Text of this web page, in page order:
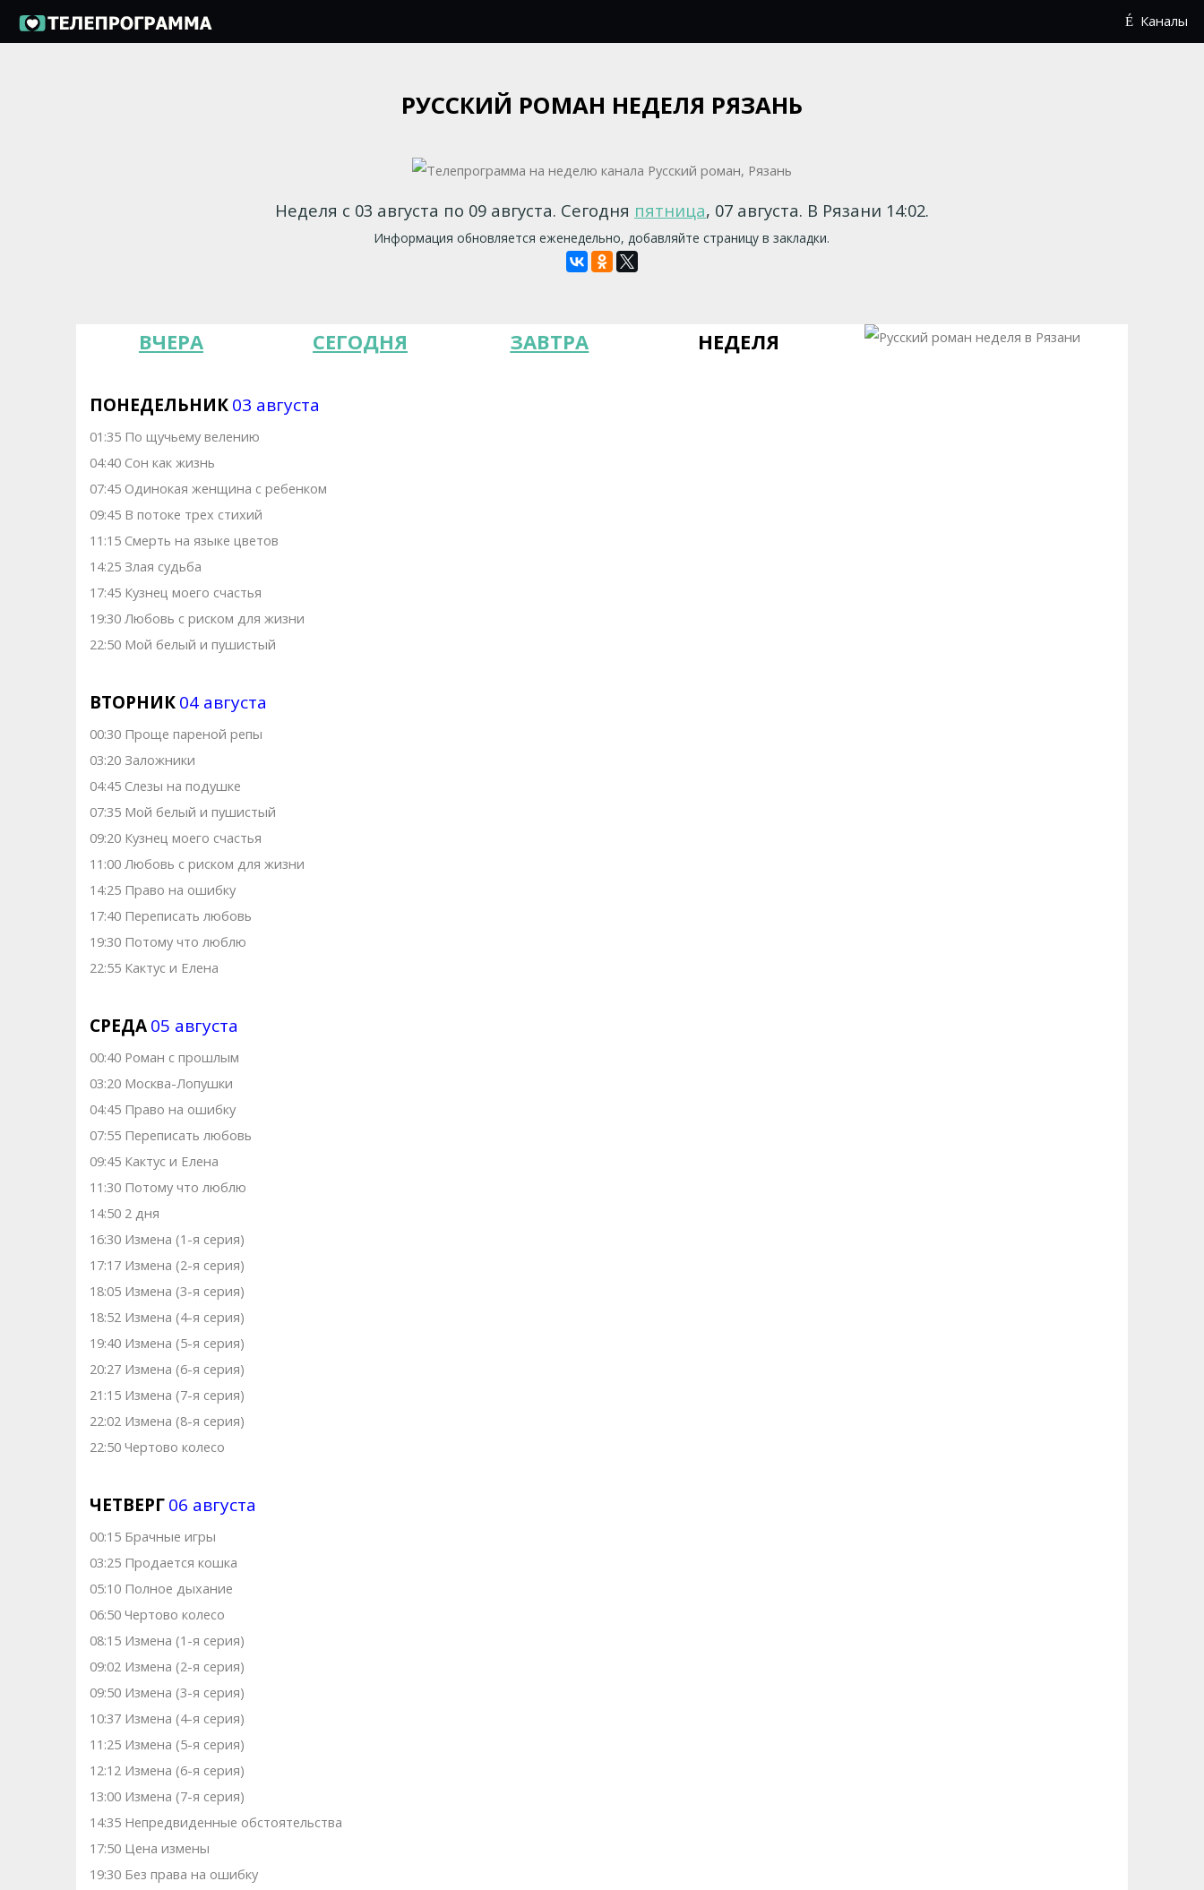
Каналы
РУССКИЙ РОМАН НЕДЕЛЯ РЯЗАНЬ
Неделя с 03 августа по 09 августа. Сегодня пятница, 07 августа. В Рязани 14:02.
Информация обновляется еженедельно, добавляйте страницу в закладки.
ВЧЕРА СЕГОДНЯ ЗАВТРА НЕДЕЛЯ
ПОНЕДЕЛЬНИК03 августа
01:35 По щучьему велению
04:40 Сон как жизнь
07:45 Одинокая женщина с ребенком
09:45 В потоке трех стихий
11:15 Смерть на языке цветов
14:25 Злая судьба
17:45 Кузнец моего счастья
19:30 Любовь с риском для жизни
22:50 Мой белый и пушистый
ВТОРНИК04 августа
00:30 Проще пареной репы
03:20 Заложники
04:45 Слезы на подушке
07:35 Мой белый и пушистый
09:20 Кузнец моего счастья
11:00 Любовь с риском для жизни
14:25 Право на ошибку
17:40 Переписать любовь
19:30 Потому что люблю
22:55 Кактус и Елена
СРЕДА05 августа
00:40 Роман с прошлым
03:20 Москва-Лопушки
04:45 Право на ошибку
07:55 Переписать любовь
09:45 Кактус и Елена
11:30 Потому что люблю
14:50 2 дня
16:30 Измена (1-я серия)
17:17 Измена (2-я серия)
18:05 Измена (3-я серия)
18:52 Измена (4-я серия)
19:40 Измена (5-я серия)
20:27 Измена (6-я серия)
21:15 Измена (7-я серия)
22:02 Измена (8-я серия)
22:50 Чертово колесо
ЧЕТВЕРГ06 августа
00:15 Брачные игры
03:25 Продается кошка
05:10 Полное дыхание
06:50 Чертово колесо
08:15 Измена (1-я серия)
09:02 Измена (2-я серия)
09:50 Измена (3-я серия)
10:37 Измена (4-я серия)
11:25 Измена (5-я серия)
12:12 Измена (6-я серия)
13:00 Измена (7-я серия)
14:35 Непредвиденные обстоятельства
17:50 Цена измены
19:30 Без права на ошибку